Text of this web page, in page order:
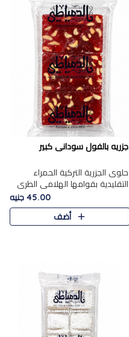
جزريه بالفول سودانى كبير
حلوى الجزرية التركية الحمراء
التقليدية بقوامها الهلامي الطري
ولونها الأحمر المميز، محشوة
بسخاء بالفول السوداني المحمص
لتمنحك توازنًا رائعًا ..
45.00 جنيه
أضف